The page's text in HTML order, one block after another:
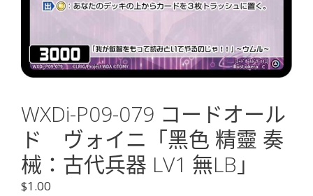
WXDi-P09-079 コードオール
ド ヴォイニ「黑色 精靈 奏
械：古代兵器 LV1 無LB」
$1.00